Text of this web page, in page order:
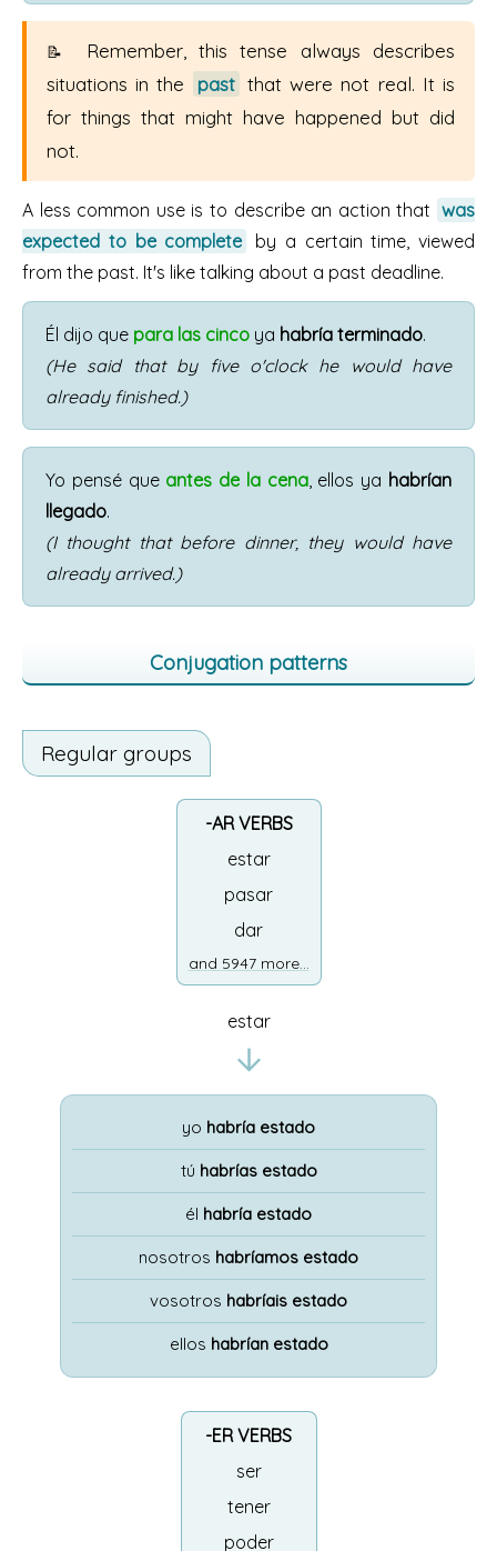
Remember, this tense always describes
situations in the
past that were not real. It is
for things that might have happened but did
not.
A less common use is to describe an action that was
expected to be complete
by a certain time, viewed
from the past. It's like talking about a past deadline.
Él dijo que para las cinco ya habría terminado.
(He said that by five o'clock he would have
already finished.)
Yo pensé que antes de la cena, ellos ya habrían
llegado.
(I thought that before dinner, they would have
already arrived.)
Conjugation patterns
Regular groups
-AR VERBS
estar
pasar
dar
and 5947 more...
estar
yo habría estado
tú habrías estado
él habría estado
nosotros habríamos estado
vosotros habríais estado
ellos habrían estado
-ER VERBS
ser
tener
poder